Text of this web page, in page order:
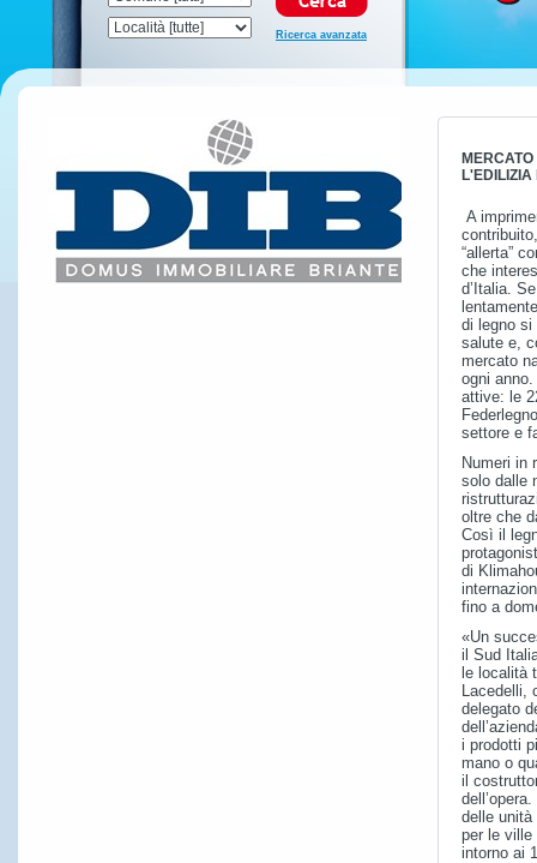
Ricerca avanzata
L'EDILIZIA
A
“allerta”
che
d’Italia.
di legno si
salute e,
mercato
ogni
attive: le
settore e
Numeri in
solo dalle
oltre che
Così il
di
fino a
«Un
il Sud
le località
Lacedelli,
delegato
i prodotti
mano o
il
delle unità
per le ville
intorno ai